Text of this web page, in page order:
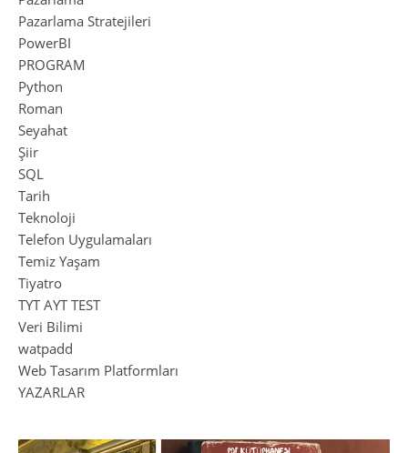
Pazarlama Stratejileri
PowerBI
PROGRAM
Python
Roman
Seyahat
Şiir
SQL
Tarih
Teknoloji
Telefon Uygulamaları
Temiz Yaşam
Tiyatro
TYT AYT TEST
Veri Bilimi
watpadd
Web Tasarım Platformları
YAZARLAR